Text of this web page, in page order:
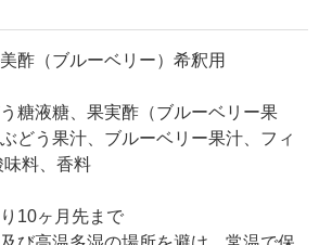
酢（ブルーベリー）希釈用
糖液糖、果実酢（ブルーベリー果
どう果汁、ブルーベリー果汁、フィ
味料、香料
10ヶ月先まで